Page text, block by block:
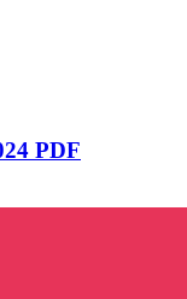
PDF